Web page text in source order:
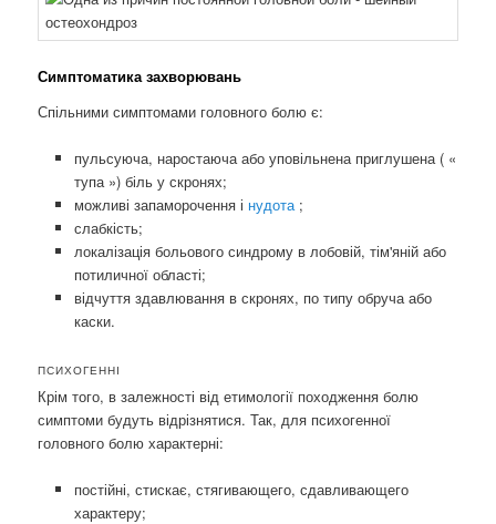
Симптоматика захворювань
Спільними симптомами головного болю є:
пульсуюча, наростаюча або уповільнена приглушена ( «
тупа ») біль у скронях;
можливі запаморочення і нудота ;
слабкість;
локалізація больового синдрому в лобовій, тім'яній або
потиличної області;
відчуття здавлювання в скронях, по типу обруча або
каски.
ПСИХОГЕННІ
Крім того, в залежності від етимології походження болю
симптоми будуть відрізнятися. Так, для психогенної
головного болю характерні:
постійні, стискає, стягивающего, сдавливающего
характеру;